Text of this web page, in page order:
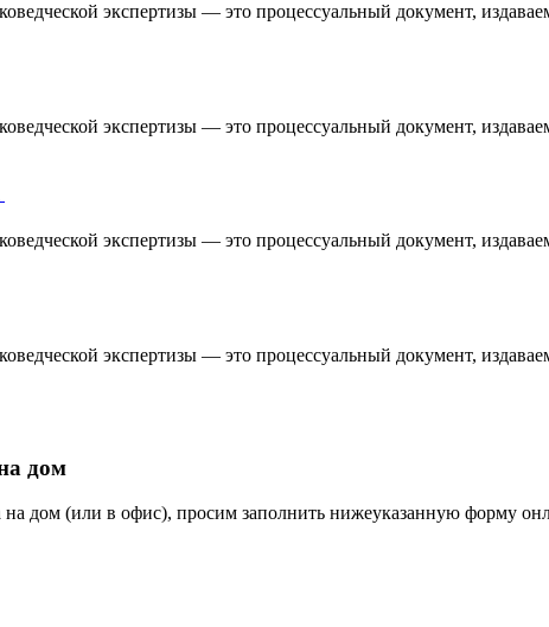
экспертизы — это процессуальный документ,
экспертизы — это процессуальный документ,
экспертизы — это процессуальный документ,
экспертизы — это процессуальный документ,
дом
на дом (или в офис), просим заполнить нижеуказанную форму